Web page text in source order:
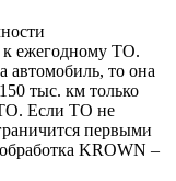
ежегодному ТО.
автомобиль, то она
тыс. км только
Если ТО не
первыми
KROWN –